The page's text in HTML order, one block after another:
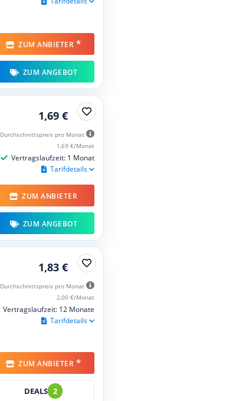
ZUM ANBIETER *
ZUM ANGEBOT
1,69 €
Durchschnittspreis pro Monat
1,69 €/Monat
Vertragslaufzeit: 1 Monat
Tarifdetails
ZUM ANBIETER
ZUM ANGEBOT
1,83 €
Durchschnittspreis pro Monat
2,00 €/Monat
Vertragslaufzeit: 12 Monate
Tarifdetails
ZUM ANBIETER *
DEALS 2